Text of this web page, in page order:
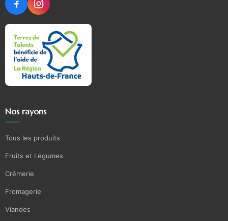
Nos rayons
Tous les produits
Fruits et Légumes
Crémerie
Fromagerie
Viandes